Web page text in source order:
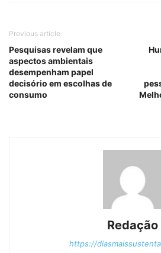
Previous article
Pesquisas revelam que
aspectos ambientais
desempenham papel
decisório em escolhas de
consumo
Redação
https://